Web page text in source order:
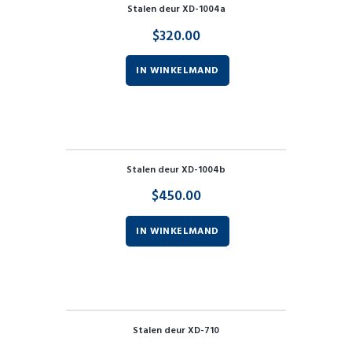
Stalen deur XD-1004a
$320.00
IN WINKELMAND
Stalen deur XD-1004b
$450.00
IN WINKELMAND
Stalen deur XD-710